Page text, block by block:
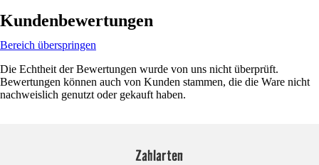
Kundenbewertungen
Bereich überspringen
Die Echtheit der Bewertungen wurde von uns nicht überprüft.
Bewertungen können auch von Kunden stammen, die die Ware nicht
nachweislich genutzt oder gekauft haben.
Zahlarten